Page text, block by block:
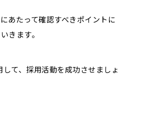
あたって確認すべきポイントに
きます。
して、採用活動を成功させましょ